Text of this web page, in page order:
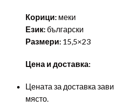
Корици:меки
Език:български
Размери:15,5×23
Цена и доставка:
Цената за доставка
място.